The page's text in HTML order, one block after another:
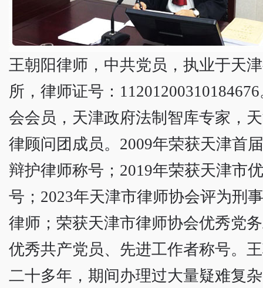
王朝阳律师，中共党员，执业于天
所，律师证号：
会会员，天津政府法制智库专家，
律顾问团成员。2009年荣获天津首
辩护律师称号；2019年荣获天津市
号；2023年天津市律师协会评为刑
律师；荣获天津市律师协会优秀党
优秀共产党员、先进工作者称号。
二十多年，期间办理过大量疑难复